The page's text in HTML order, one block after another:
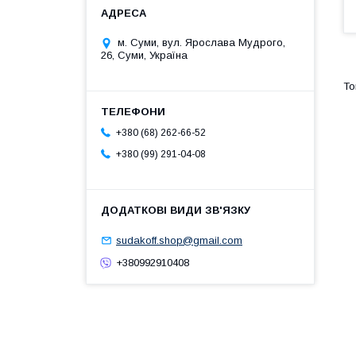
м. Суми, вул. Ярослава Мудрого,
26, Суми, Україна
+380 (68) 262-66-52
+380 (99) 291-04-08
sudakoff.shop@gmail.com
+380992910408